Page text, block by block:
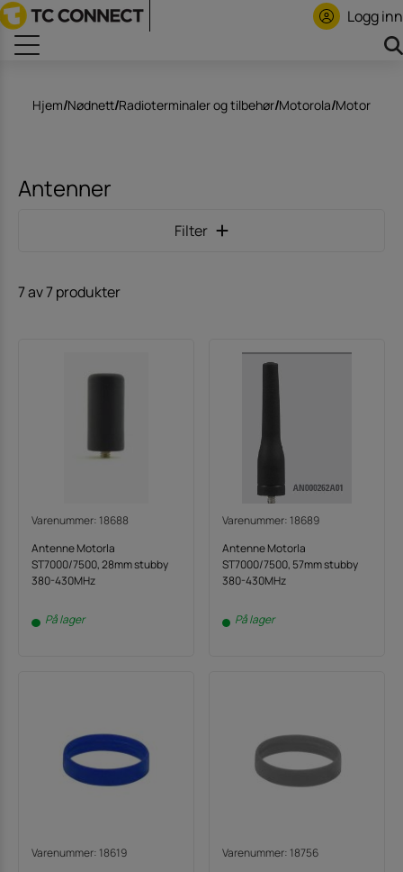
Logg inn
Hjem/Nødnett/Radioterminaler og tilbehør/Motorola/Motorola
Antenner
Filter
7 av 7 produkter
Varenummer: 18688
Antenne Motorla
ST7000/7500, 28mm stubby
380-430MHz
På lager
Varenummer: 18689
Antenne Motorla
ST7000/7500, 57mm stubby
380-430MHz
På lager
Varenummer: 18619
Varenummer: 18756